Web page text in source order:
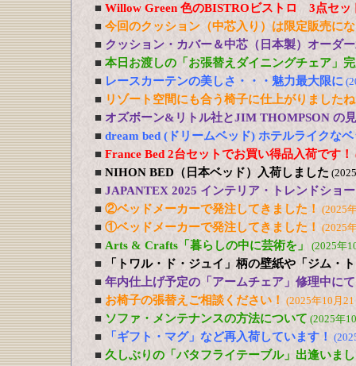
■ Willow Green 色のBISTROビストロ 3点セッ
■ 今回のクッション（中芯入り）は限定販売に
■ クッション・カバー＆中芯（日本製）オーダ
■ 本日お渡しの「お張替えダイニングチェア」
■ レースカーテンの美しさ・・・魅力最大限に
■ リゾート空間にも合う椅子に仕上がりましたね
■ オズボーン&リトル社とJIM THOMPSON の
■ dream bed (ドリームベッド) ホテルライクな
■ France Bed 2台セットでお買い得品入荷です！
■ NIHON BED（日本ベッド）入荷しました
■ JAPANTEX 2025 インテリア・トレンドショー
■ ②ベッドメーカーで発注してきました！ (2025
■ ①ベッドメーカーで発注してきました！ (2025
■ Arts & Crafts「暮らしの中に芸術を」 (2025年
■
「トワル・ド・ジュイ」柄の壁紙や「ジム・
■ 年内仕上げ予定の「アームチェア」修理中にて
■ お椅子の張替えご相談ください！ (2025年10月
■ ソファ・メンテナンスの方法について (2025年
■ 「ギフト・マグ」など再入荷しています！
■ 久しぶりの「バタフライテーブル」出逢いま